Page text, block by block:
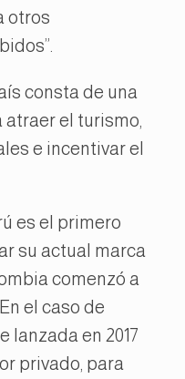
otros
consta de una
el turismo,
e incentivar el
es el primero
su actual marca
comenzó a
el caso de
lanzada en 2017
privado, para